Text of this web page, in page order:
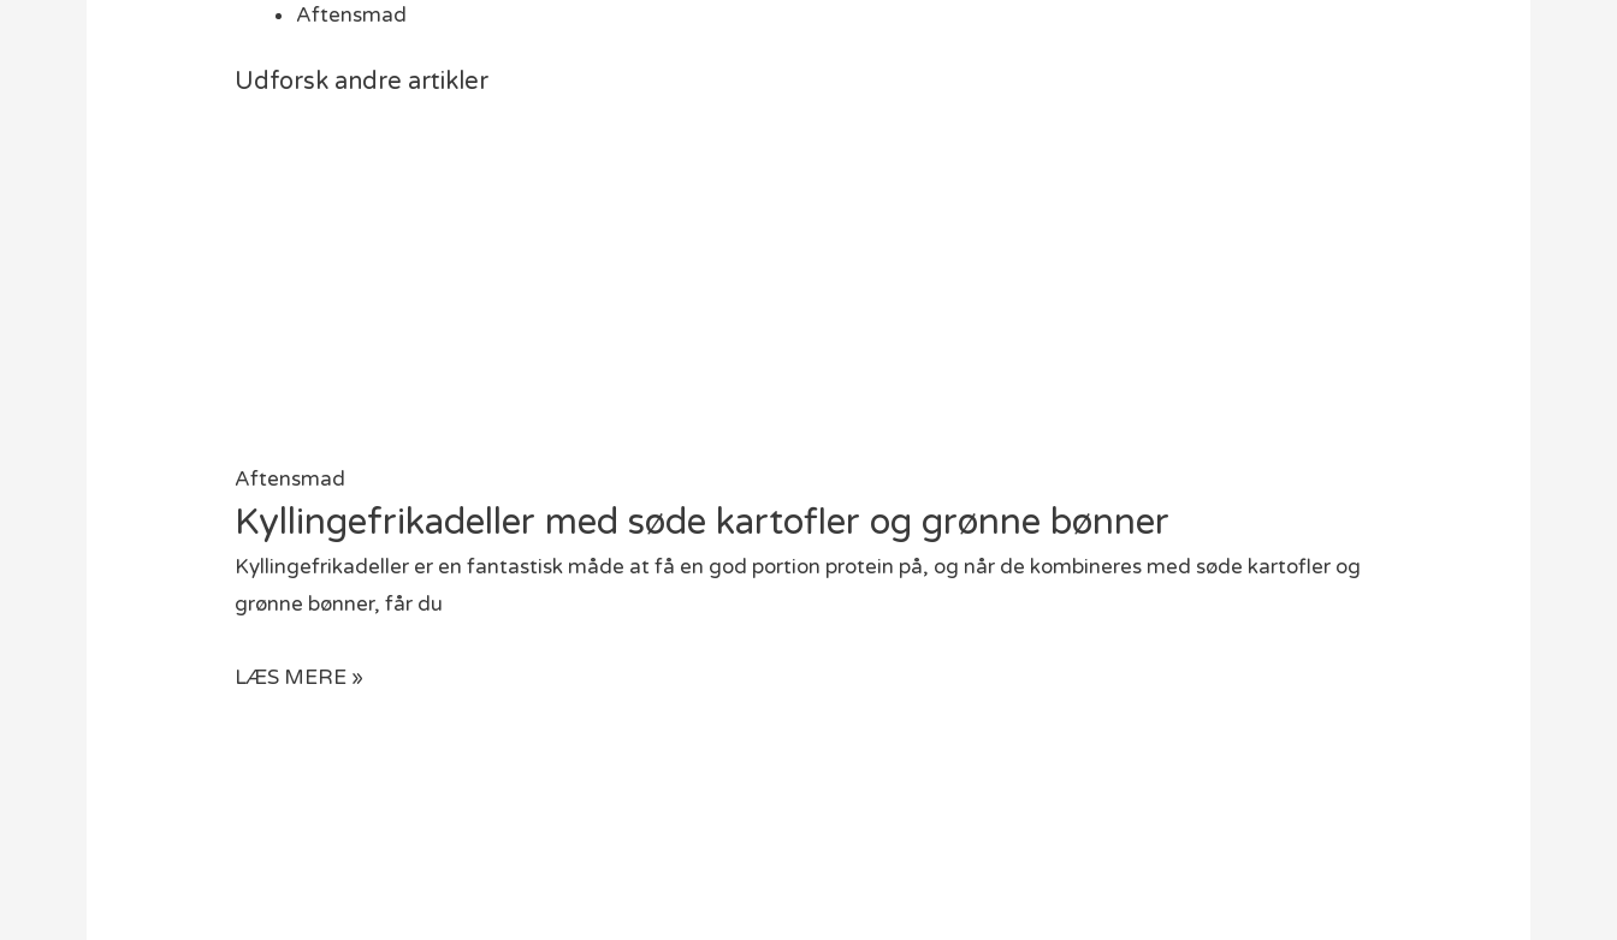
Aftensmad
Udforsk andre artikler
Aftensmad
Kyllingefrikadeller med søde kartofler og grønne bønner
Kyllingefrikadeller er en fantastisk måde at få en god portion protein på, og når de kombineres med søde kartofler og
grønne bønner, får du
LÆS MERE »